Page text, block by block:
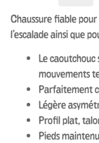
Chaussure fiable
l’escalade ainsi que
Le
mouvements
Parfaitement
Légère
Profil plat,
Pieds